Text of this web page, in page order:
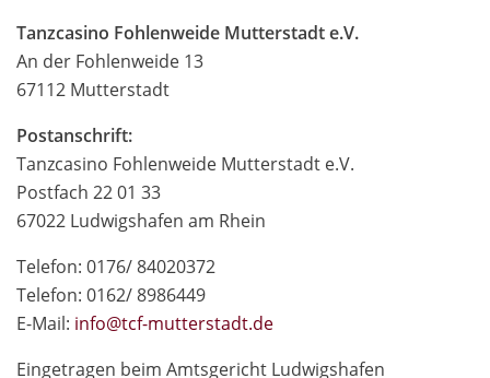
Tanzcasino Fohlenweide Mutterstadt e.V.
An der Fohlenweide 13
67112 Mutterstadt
Postanschrift:
Tanzcasino Fohlenweide Mutterstadt e.V.
Postfach 22 01 33
67022 Ludwigshafen am Rhein
Telefon: 0176/ 84020372
Telefon: 0162/ 8986449
E-Mail: info@tcf-mutterstadt.de
Eingetragen beim Amtsgericht Ludwigshafen